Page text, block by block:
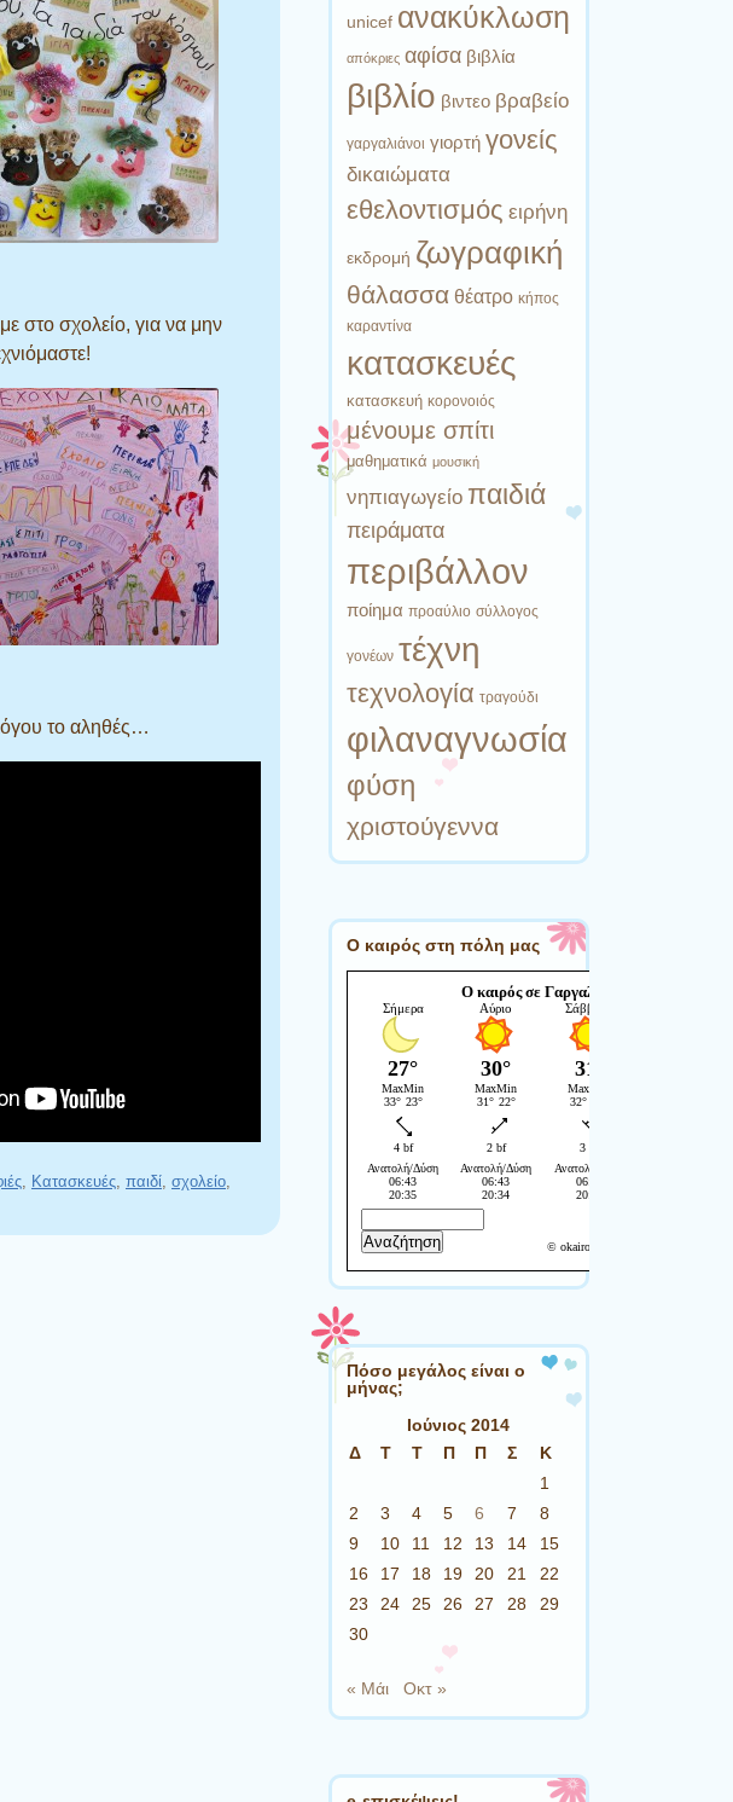
στο σχολείο, για να μην
το αληθές…
Κατασκευές παιδί σχολείο
unicef ανακύκλωση
απόκριες αφίσα βιβλία
βιβλίο βιντεο βραβείο
γαργαλιάνοι γιορτή γονείς
δικαιώματα
εθελοντισμός ειρήνη
εκδρομή ζωγραφική
θάλασσα θέατρο κήπος
καραντίνα
κατασκευές
κατασκευή κορονοιός
μένουμε σπίτι
μαθηματικά μουσική
νηπιαγωγείο παιδιά
πειράματα
περιβάλλον
ποίημα προαύλιο σύλλογος
γονέων τέχνη
τεχνολογία τραγούδι
φιλαναγνωσία
φύση
χριστούγεννα
Ο καιρός στη πόλη μας
Πόσο μεγάλος είναι ο
μήνας;
Ιούνιος 2014
Δ
Τ Τ Π Π Σ
Κ
1
2
3 4 5 6 7
8
9
10 11 12 13 14
15
16
17 18 19 20 21
22
23
24 25 26 27 28
29
30
« Μάι Οκτ »